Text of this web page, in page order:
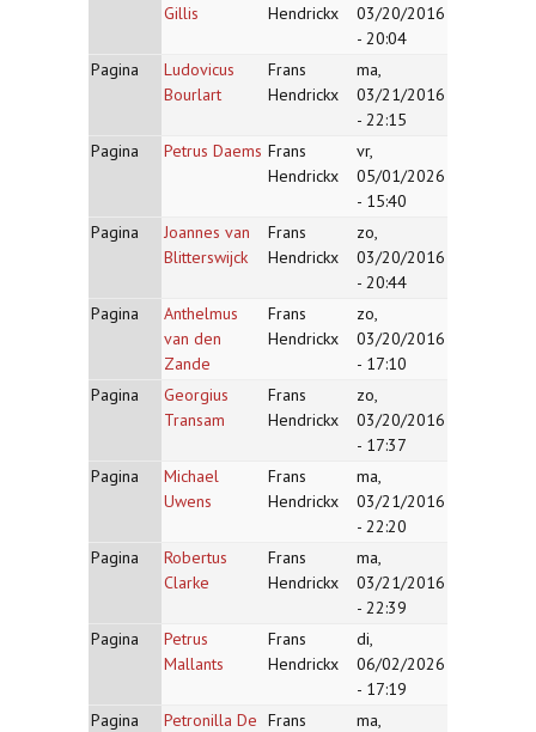
Gillis
Hendrickx
03/20/2016
- 20:04
Pagina
Ludovicus
Bourlart
Frans
Hendrickx
ma,
03/21/2016
- 22:15
Pagina
Petrus Daems Frans
Hendrickx
vr,
05/01/2026
- 15:40
Pagina
Joannes van
Blitterswijck
Frans
Hendrickx
zo,
03/20/2016
- 20:44
Pagina
Anthelmus
van den
Zande
Frans
Hendrickx
zo,
03/20/2016
- 17:10
Pagina
Georgius
Transam
Frans
Hendrickx
zo,
03/20/2016
- 17:37
Pagina
Michael
Uwens
Frans
Hendrickx
ma,
03/21/2016
- 22:20
Pagina
Robertus
Clarke
Frans
Hendrickx
ma,
03/21/2016
- 22:39
Pagina
Petrus
Mallants
Frans
Hendrickx
di,
06/02/2026
- 17:19
Pagina
Petronilla De Frans
ma,